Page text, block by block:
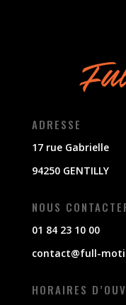
ADRESSE
17 rue Gabrielle
94250 GENTILLY
NOUS
01 84 23 10 00
contact@full-
HORAIRES